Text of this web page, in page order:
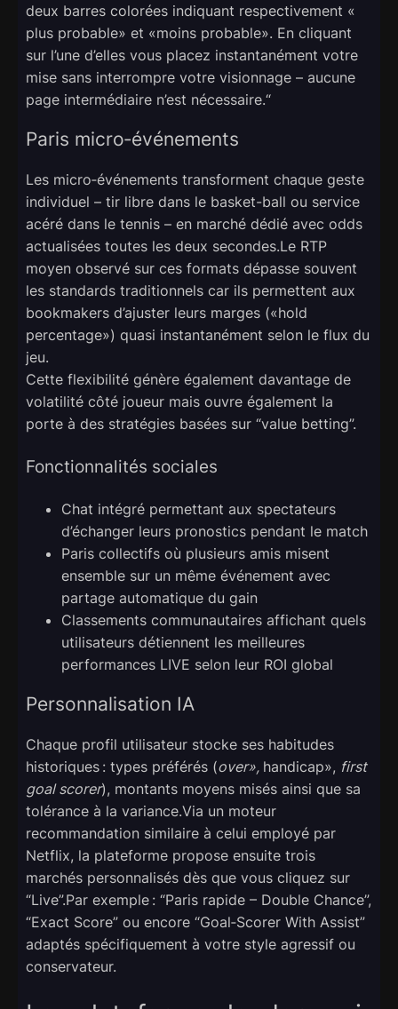
deux barres colorées indiquant respectivement «​
plus probable​» et «​moins probable​». En cliquant
sur l’une d’elles vous placez instantanément votre
mise sans interrompre votre visionnage – aucune
page intermédiaire n’est nécessaire.“
Paris micro‑événements
Les micro‑événements transforment chaque geste
individuel – tir libre dans le basket-ball ou service
acéré dans le tennis – en marché dédié avec odds
actualisées toutes les deux secondes.Le RTP
moyen observé sur ces formats dépasse souvent
les standards traditionnels car ils permettent aux
bookmakers d’ajuster leurs marges («​hold
percentage​») quasi instantanément selon le flux du
jeu.
Cette flexibilité génère également davantage de
volatilité côté joueur mais ouvre également la
porte à des stratégies basées sur “value betting”.
Fonctionnalités sociales
Chat intégré permettant aux spectateurs
d’échanger leurs pronostics pendant le match
Paris collectifs où plusieurs amis misent
ensemble sur un même événement avec
partage automatique du gain
Classements communautaires affichant quels
utilisateurs détiennent les meilleures
performances LIVE selon leur ROI global
Personnalisation IA
Chaque profil utilisateur stocke ses habitudes
historiques : types préférés (over», handicap», first
goal scorer), montants moyens misés ainsi que sa
tolérance à la variance.Via un moteur
recommandation similaire à celui employé par
Netflix, la plateforme propose ensuite trois
marchés personnalisés dès que vous cliquez sur
“Live”.Par exemple : “Paris rapide – Double Chance”,
“Exact Score” ou encore “Goal‑Scorer With Assist”
adaptés spécifiquement à votre style agressif ou
conservateur.